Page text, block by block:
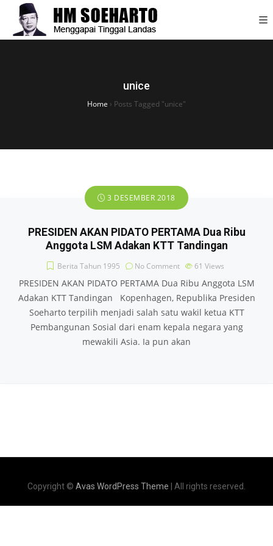
unice
Home › Posts Tagged "unice"
3 DESEMBER 2018
PRESIDEN AKAN PIDATO PERTAMA Dua Ribu
Anggota LSM Adakan KTT Tandingan
Berita Tahun 1995 No Comment 61 Views
PRESIDEN AKAN PIDATO PERTAMA Dua Ribu Anggota LSM
Adakan KTT Tandingan Kopenhagen, Republika Presiden
Soeharto terpilih menjadi salah satu wakil ketua KTT
Pembangunan Sosial dari enam kepala negara yang
mewakili Asia. Ia pun akan
Copyright © Avas WordPress Theme | All rights reserved.